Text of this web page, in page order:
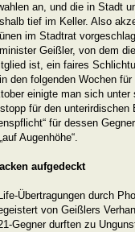
an, und die in Stadt
tief im Keller. Also
im Stadtrat
Geißler, von dem
ist, ein faires
den folgenden Wochen
einigte man sich unter
für den unterirdischen
für dessen
Augenhöhe“.
aufgedeckt
Übertragungen durch
von Geißlers
Gegner durften zu